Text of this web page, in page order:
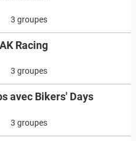
3 groupes
Racing
3 groupes
avec Bikers' Days
3 groupes